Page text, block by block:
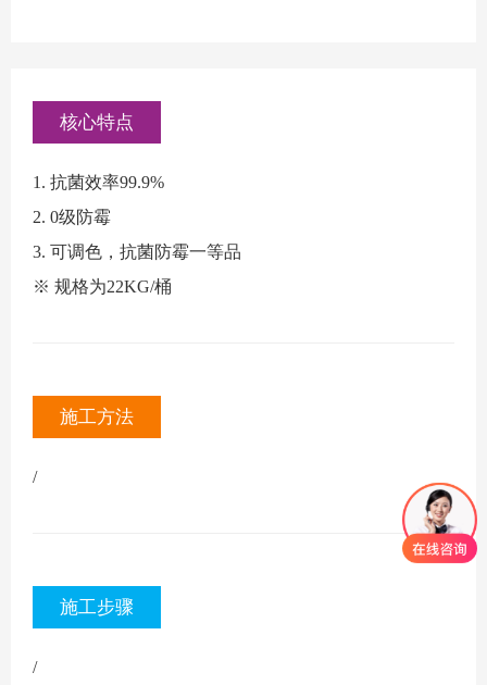
核心特点
1. 抗菌效率99.9%
2. 0级防霉
3. 可调色，抗菌防霉一等品
※ 规格为22KG/桶
施工方法
/
施工步骤
/